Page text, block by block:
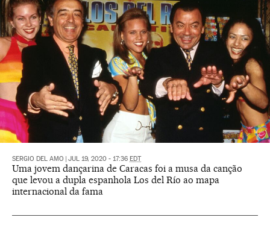
SERGIO DEL AMO JUL 19, 2020 - 17:36 EDT
Uma jovem dançarina de Caracas foi a musa da canção
que levou a dupla espanhola Los del Río ao mapa
internacional da fama